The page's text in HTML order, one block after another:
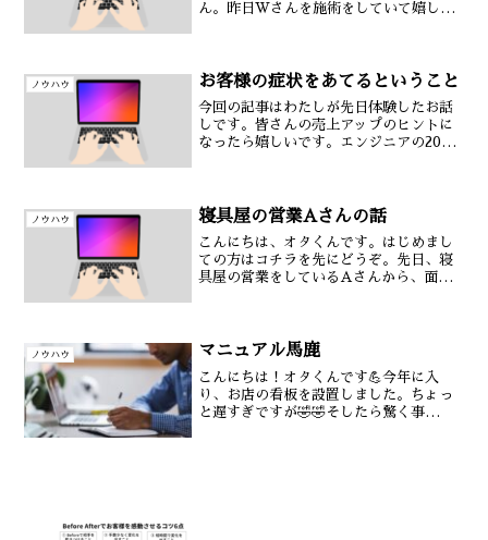
ん。昨日Wさんを施術をしていて嬉しい
和感』を感じました。『身...
ノウハウ お客様の症状をあてるということ
今回の記事はわたしが先日体験したお話
しです。皆さんの売上アップのヒントに
なったら嬉しいです。エンジニアの20代
ついて聞いてみると...
ノウハウ 寝具屋の営業Aさんの話
こんにちは、オタくんです。はじめまし
ての方はコチラを先にどうぞ。先日、寝
具屋の営業をしているAさんから、面白
周り20万、30万の寝具...
ノウハウ マニュアル馬鹿
こんにちは！オタくんです💪今年に入
り、お店の看板を設置しました。ちょっ
と遅すぎですが🤣🤣そしたら驚く事